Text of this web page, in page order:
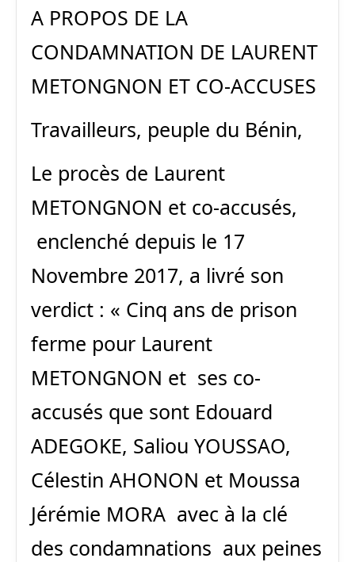
A PROPOS DE LA
CONDAMNATION DE LAURENT
METONGNON ET CO-ACCUSES
Travailleurs, peuple du Bénin,
Le procès de Laurent
METONGNON et co-accusés,
enclenché depuis le 17
Novembre 2017, a livré son
verdict : « Cinq ans de prison
ferme pour Laurent
METONGNON et ses co-
accusés que sont Edouard
ADEGOKE, Saliou YOUSSAO,
Célestin AHONON et Moussa
Jérémie MORA avec à la clé
des condamnations aux peines